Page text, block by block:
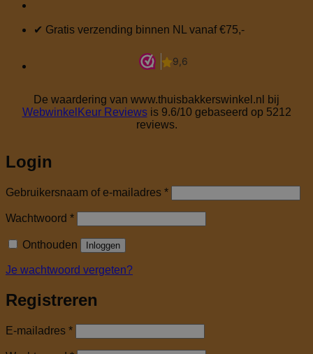
✔ Gratis verzending binnen NL vanaf €75,-
De waardering van www.thuisbakkerswinkel.nl bij
WebwinkelKeur Reviewsis 9.6/10 gebaseerd op 5212
reviews.
Login
Gebruikersnaam of e-mailadres *Vereist
Wachtwoord *Vereist
Onthouden Inloggen
Je wachtwoord vergeten?
Registreren
E-mailadres *Vereist